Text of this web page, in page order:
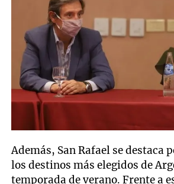
Además, San Rafael se destaca
los destinos más elegidos de
temporada de verano. Frente a